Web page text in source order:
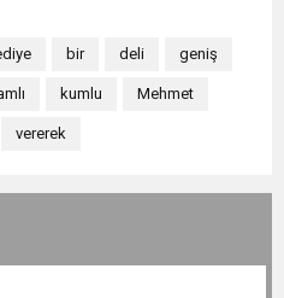
bir deli geniş
kumlu Mehmet
vererek